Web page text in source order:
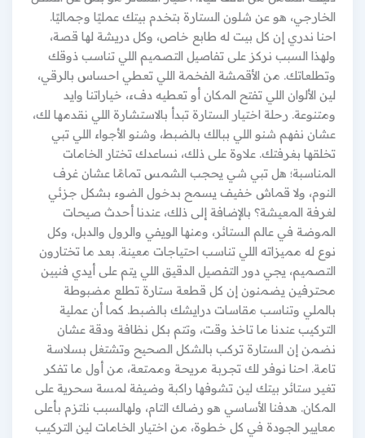
الخارجي، هو عن شلون الستارة بتخدم بيتك عمليًا وجماليًا.
احنا ندري إن كل بيت له طابع خاص، وكل دريشة لها قصة،
ولهذا السبب نركز على تفاصيل التصميم اللي تناسب ذوقك
وتطلعاتك. من الأقمشة الفخمة اللي تعطي احساس بالرقي،
لين الألوان اللي تفتح المكان أو تعطيه دفء، خياراتنا وايد
ومتنوعة. رحلة اختيار الستارة تبدأ بالاستشارة اللي نقدمها لك،
عشان نفهم شنو اللي ببالك بالضبط، وشنو الأجواء اللي تبي
تخلقها بغرفتك. علاوة على ذلك، نساعدك تختار الخامات
المناسبة؛ هل تبي شي يحجب الشمس تمامًا عشان غرف
النوم، ولا قماش خفيف يسمح بدخول الضوء بشكل جزئي
لغرفة المعيشة؟ بالإضافة إلى ذلك، عندنا أحدث صيحات
الموضة في عالم الستائر، ومنها الويفي والرول والدبل، وكل
نوع له مميزاته اللي تناسب احتياجات معينة. بعد ما تختارون
التصميم، يجي دور التفصيل الدقيق اللي يتم على أيدي فنيين
محترفين يضمنون إن كل قطعة ستارة تطلع مضبوطة
بالملي وتناسب مقاسات درايشك بالضبط. كما أن عملية
التركيب عندنا ما تاخذ وقت، وتتم بكل نظافة ودقة عشان
نضمن إن الستارة تركب بالشكل الصحيح وتشتغل بسلاسة
تامة. احنا نوفر لك تجربة مريحة وممتعة، من أول ما تفكر
تغير ستائر بيتك لين تشوفها راكبة وضيفة لمسة سحرية على
المكان. هدفنا الأساسي هو رضاك التام، ولهالسبب نلتزم بأعلى
معايير الجودة في كل خطوة، من اختيار الخامات لين التركيب